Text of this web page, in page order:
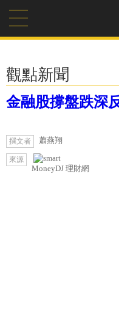
觀點新聞
金融股撐盤跌深
撰文者 蕭燕翔
來源
MoneyDJ 理財網